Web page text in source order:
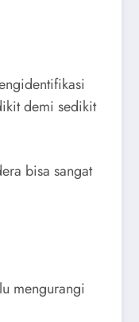
demi sedikit
bisa sangat
mengurangi